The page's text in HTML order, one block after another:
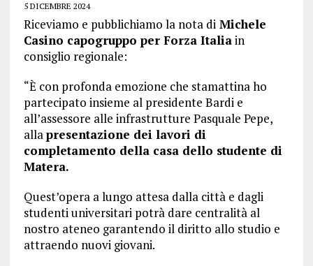
5 DICEMBRE 2024
Riceviamo e pubblichiamo la nota diMichele
Casino capogruppo per Forza Italiain
consiglio regionale:
“È con profonda emozione che stamattina ho
partecipato insieme al presidente Bardi e
all’assessore alle infrastrutture Pasquale Pepe,
allapresentazione dei lavori di
completamento della casa dello studente di
Matera.
Quest’opera a lungo attesa dalla città e dagli
studenti universitari potrà dare centralità al
nostro ateneo garantendo il diritto allo studio e
attraendo nuovi giovani.